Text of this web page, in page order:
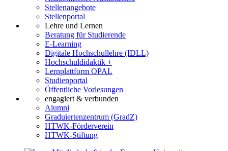
Stellenangebote
Stellenportal
Lehre und Lernen
Beratung für Studierende
E-Learning
Digitale Hochschullehre (IDLL)
Hochschuldidaktik +
Lernplattform OPAL
Studienportal
Öffentliche Vorlesungen
engagiert & verbunden
Alumni
Graduiertenzentrum (GradZ)
HTWK-Förderverein
HTWK-Stiftung